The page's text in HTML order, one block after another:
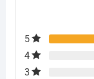
5
4
3